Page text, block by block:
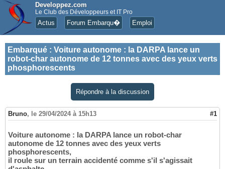
Developpez.com
Le Club des Développeurs et IT Pro
Actus Forum Embarqu� Emploi
Embarqué : Voiture autonome : la DARPA lance un
robot-char autonome de 12 tonnes avec des yeux verts
phosphorescents
Répondre à la discussion
Bruno, le 29/04/2024 à 15h13 #1
Voiture autonome : la DARPA lance un robot-char
autonome de 12 tonnes avec des yeux verts
phosphorescents,
il roule sur un terrain accidenté comme s'il s'agissait